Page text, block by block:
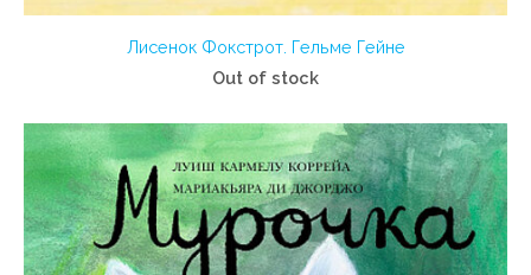
Лисенок Фокстрот. Гельме Гейне
Out of stock